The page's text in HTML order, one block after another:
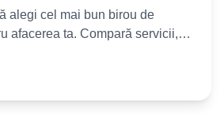
alegi cel mai bun birou de
afacerea ta. Compară servicii,